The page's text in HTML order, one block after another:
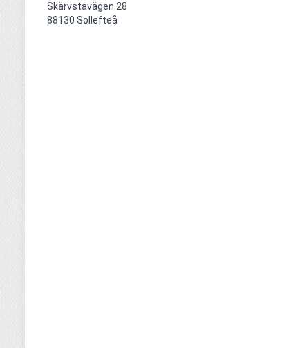
Skärvstavägen 28
88130 Sollefteå